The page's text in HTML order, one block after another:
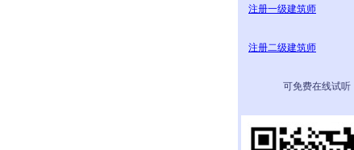
注册一级建筑师
注册二级建筑师
可免费在线试听